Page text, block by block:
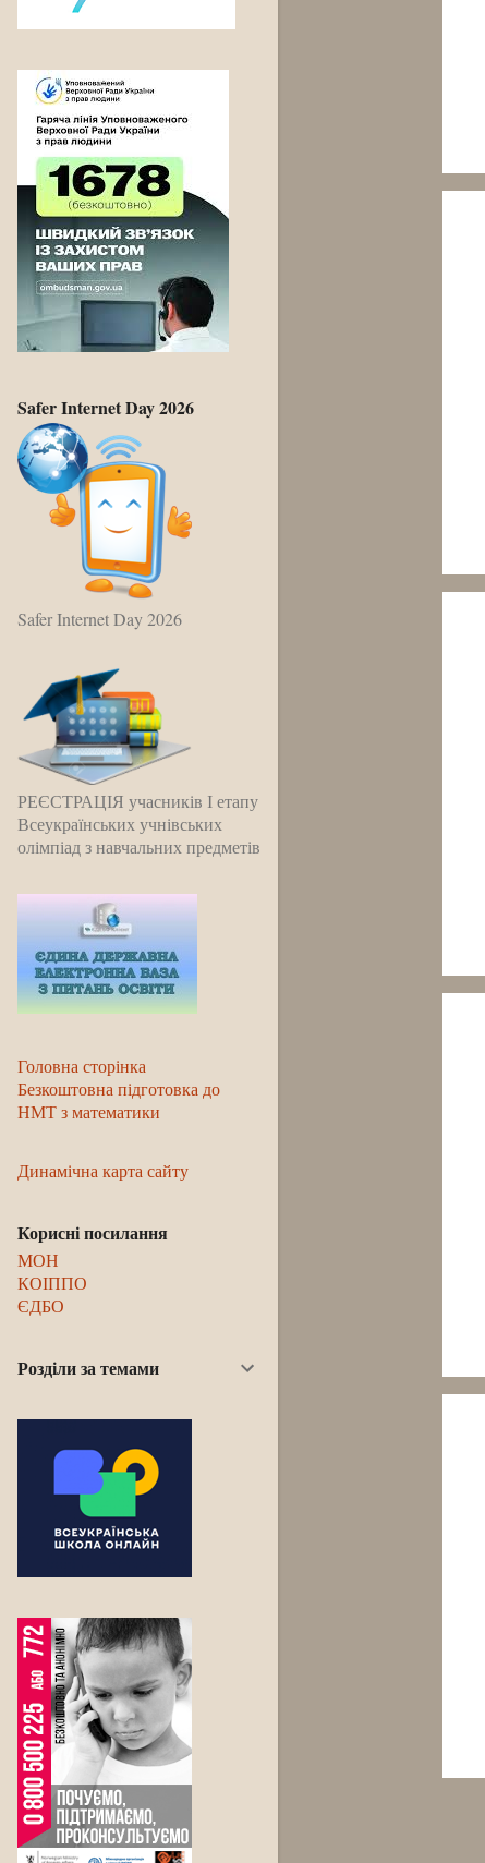
Safer Internet Day 2026
Safer Internet Day 2026
РЕЄСТРАЦІЯ учасників І етапу
Всеукраїнських учнівських
олімпіад з навчальних предметів
Головна сторінка
Безкоштовна підготовка до
НМТ з математики
Динамічна карта сайту
Корисні посилання
МОН
КОІППО
ЄДБО
Розділи за темами